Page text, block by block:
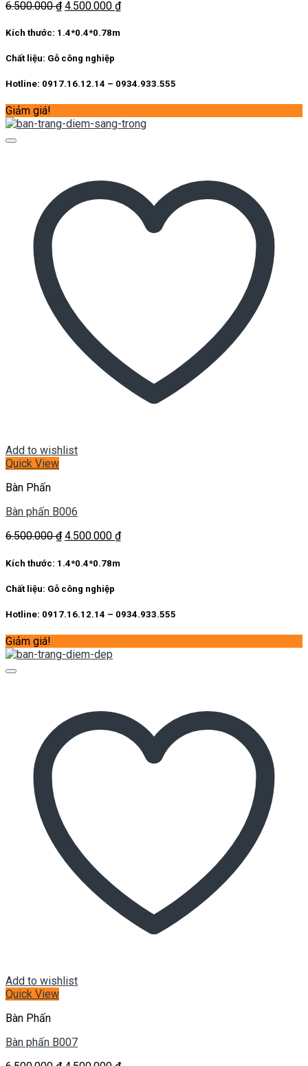
6.500.000₫ Giá
là:
4.500.000 ₫Giá
Kích thước: 1.4*0.4*0.78m
Chất liệu: Gỗ công nghiệp
Hotline: 0917.16.12.14 – 0934.933.555
Giảm giá!
Add to wishlist
Quick View
Bàn Phấn
Bàn phấn B006
6.500.000₫ Giá
là:
4.500.000 ₫Giá
Kích thước: 1.4*0.4*0.78m
Chất liệu: Gỗ công nghiệp
Hotline: 0917.16.12.14 – 0934.933.555
Giảm giá!
Add to wishlist
Quick View
Bàn Phấn
Bàn phấn B007